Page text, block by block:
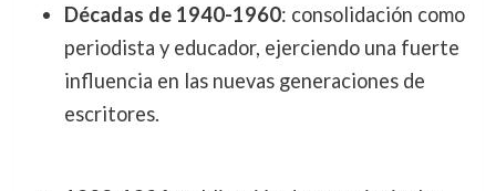
Décadas de 1940-1960: consolidación como
periodista y educador, ejerciendo una fuerte
influencia en las nuevas generaciones de
escritores.